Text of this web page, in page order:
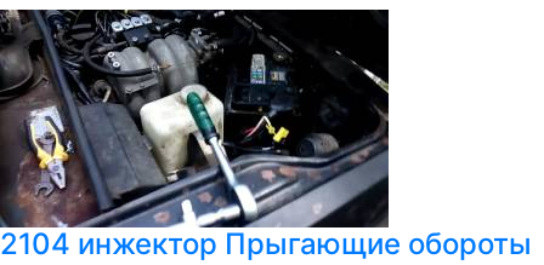
2104 инжектор Прыгающие обороты